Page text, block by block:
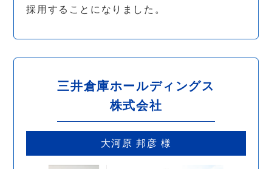
採用することになりました。
三井倉庫ホールディングス
株式会社
大河原 邦彦 様